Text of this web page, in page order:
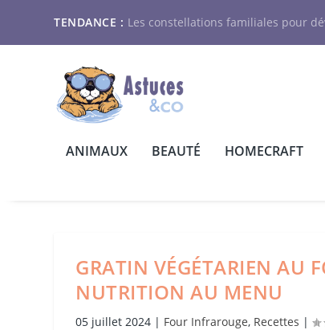
TENDANCE : Les constellations familiales pour
ANIMAUX BEAUTÉ HOMECRAFT
GRATIN VÉGÉTARIEN AU
NUTRITION AU MENU
05 juillet 2024 | Four Infrarouge, Recettes |